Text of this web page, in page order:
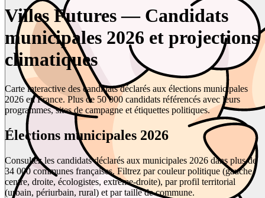
Villes Futures — Candidats
municipales 2026 et projections
climatiques
Carte interactive des candidats déclarés aux élections municipales
2026 en France. Plus de 50 000 candidats référencés avec leurs
programmes, sites de campagne et étiquettes politiques.
Élections municipales 2026
Consultez les candidats déclarés aux municipales 2026 dans plus de
34 000 communes françaises. Filtrez par couleur politique (gauche,
centre, droite, écologistes, extrême-droite), par profil territorial
(urbain, périurbain, rural) et par taille de commune.